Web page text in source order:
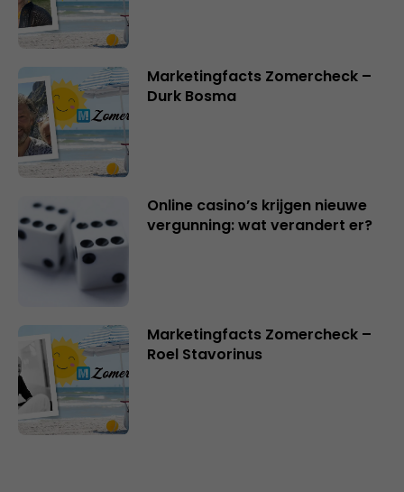
Marketingfacts Zomercheck –
Durk Bosma
Online casino’s krijgen nieuwe
vergunning: wat verandert er?
Marketingfacts Zomercheck –
Roel Stavorinus